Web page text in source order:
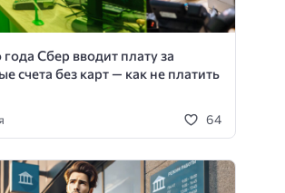
Сбер вводит плату за
счета без карт — как не платить
64